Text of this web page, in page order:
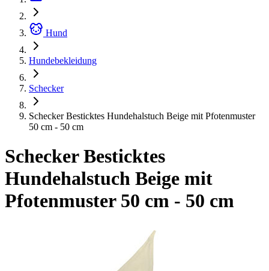
Hund
Hundebekleidung
Schecker
Schecker Besticktes Hundehalstuch Beige mit Pfotenmuster
50 cm - 50 cm
Schecker Besticktes
Hundehalstuch Beige mit
Pfotenmuster 50 cm - 50 cm